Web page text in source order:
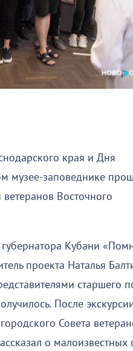
края и Дня
музее-заповеднике
Восточного
Кубани
проекта Наталья
старшего
После
Совета
о малоизвестных